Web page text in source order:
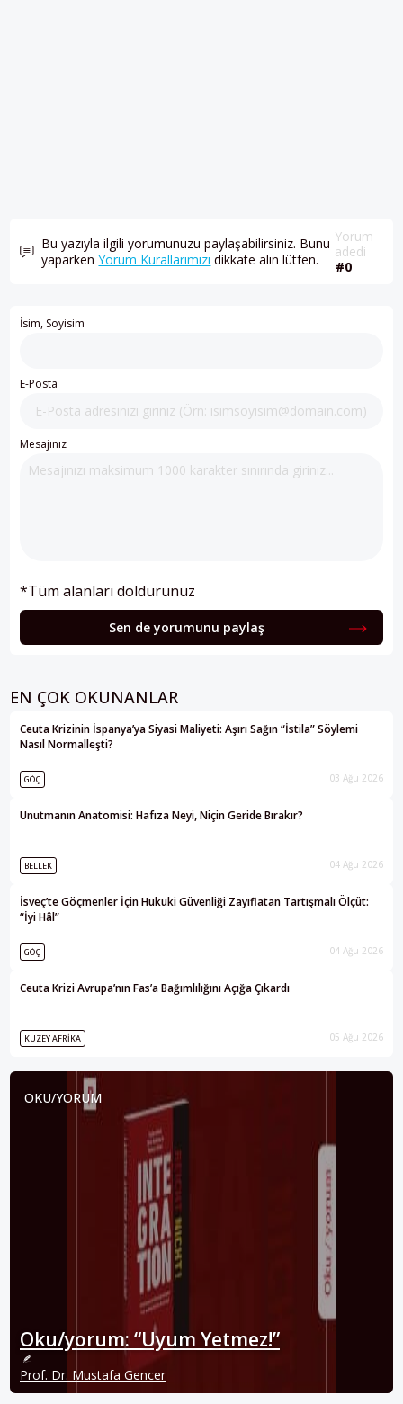
Bu yazıyla ilgili yorumunuzu paylaşabilirsiniz. Bunu
yaparkenYorum Kurallarımızı dikkate alın lütfen.
Yorum
adedi
#0
İsim, Soyisim
E-Posta
Mesajınız
*Tüm alanları doldurunuz
Sen de yorumunu paylaş
EN ÇOK OKUNANLAR
Ceuta Krizinin İspanya’ya Siyasi Maliyeti: Aşırı Sağın “İstila” Söylemi
Nasıl Normalleşti?
GÖÇ 03 Ağu 2026
Unutmanın Anatomisi: Hafıza Neyi, Niçin Geride Bırakır?
BELLEK 04 Ağu 2026
İsveç’te Göçmenler İçin Hukuki Güvenliği Zayıflatan Tartışmalı Ölçüt:
“İyi Hâl”
GÖÇ 04 Ağu 2026
Ceuta Krizi Avrupa’nın Fas’a Bağımlılığını Açığa Çıkardı
KUZEY AFRIKA 05 Ağu 2026
OKU/YORUM
Oku/yorum: “Uyum Yetmez!”
Prof. Dr. Mustafa Gencer